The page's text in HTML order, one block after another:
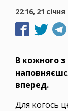
22:16, 21 січня
В кожного з
вперед.
Для когось